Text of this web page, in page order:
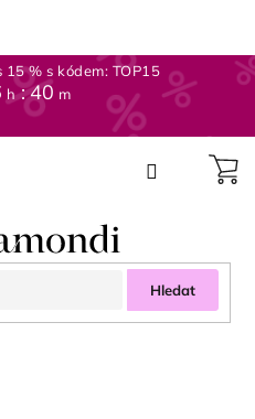
% s kódem: TOP15
h :40 m
Hledat